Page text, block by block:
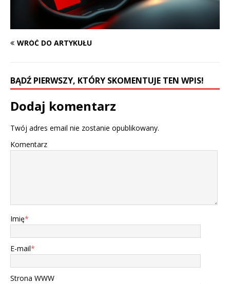
WRÓĆ DO ARTYKUŁU
BĄDŹ PIERWSZY, KTÓRY SKOMENTUJE TEN WPIS!
Dodaj komentarz
Twój adres email nie zostanie opublikowany.
Komentarz
Imię*
E-mail*
Strona WWW